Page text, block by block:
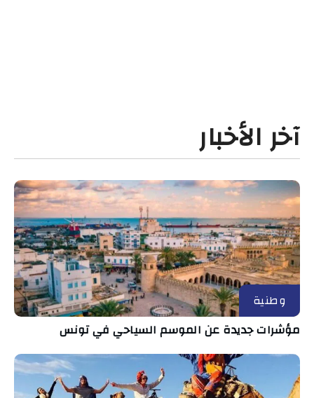
آخر الأخبار
وطنية
مؤشرات جديدة عن الموسم السياحي في تونس